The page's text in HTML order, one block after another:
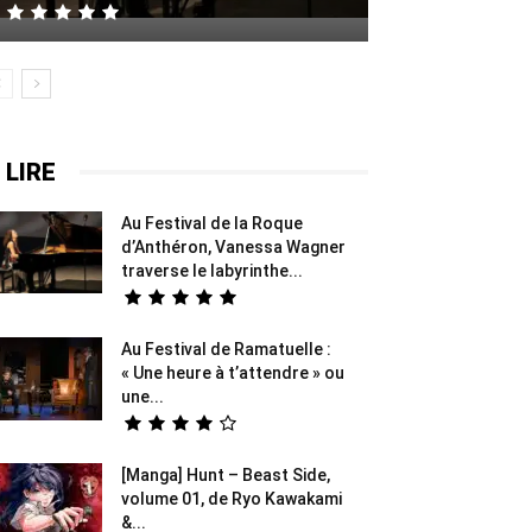
Au Festival de la Roque
d’Anthéron, Vanessa Wagner
traverse le labyrinthe...
Au Festival de Ramatuelle :
« Une heure à t’attendre » ou
une...
[Manga] Hunt – Beast Side,
volume 01, de Ryo Kawakami
&...